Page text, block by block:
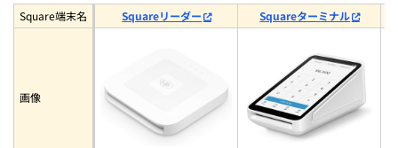
Square(スクエア)の決済端末無料キャンペーンを利用する
Square(スクエア)のお知り合い紹介キャンペーンを利用す
Amazonや楽天市場のネットショッピングで買う
Square端末名 Squareリーダー Squareターミナル
画像